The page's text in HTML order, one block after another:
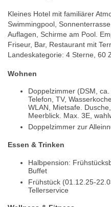
Kleines Hotel mit familiärer
Swimmingpool,
Auflagen, Schirme am Pool.
Friseur, Bar, Restaurant mit
Landeskategorie: 4 Sterne, 60
Wohnen
Doppelzimmer (DSM,
Telefon, TV,
WLAN, Mietsafe.
Meerblick. Max. 3E,
Doppelzimmer zur
Essen & Trinken
Halbpension:
Buffet
Frühstück (01.12.25-
Tellerservice